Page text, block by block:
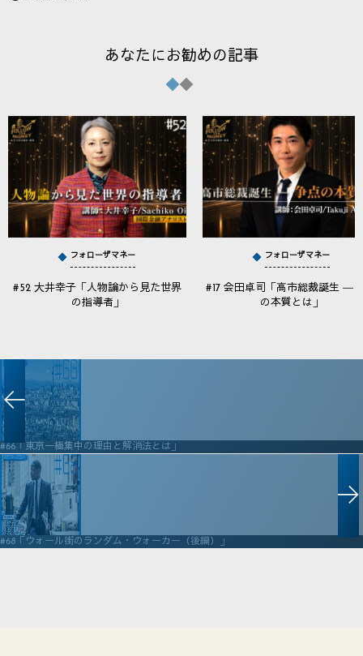
あなたにお勧めの記事
フォローザマネー
#52 大井幸子「人物論から見た世界
の指導者」
フォローザマネー
#17 会田卓司「高市総裁誕生 ―
の本質とは」
#66「東京一極集中の理由と解消法とは」
#68「ウォール街のランダム・ウォーカー（後編）」